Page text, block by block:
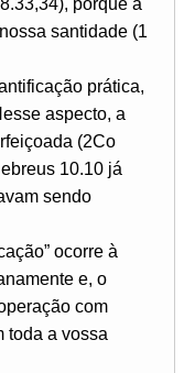
porque a
santidade (1
prática,
aspecto, a
(2Co
10.10 já
sendo
ocorre à
e, o
com
toda a vossa